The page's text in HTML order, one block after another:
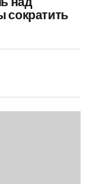
сократить